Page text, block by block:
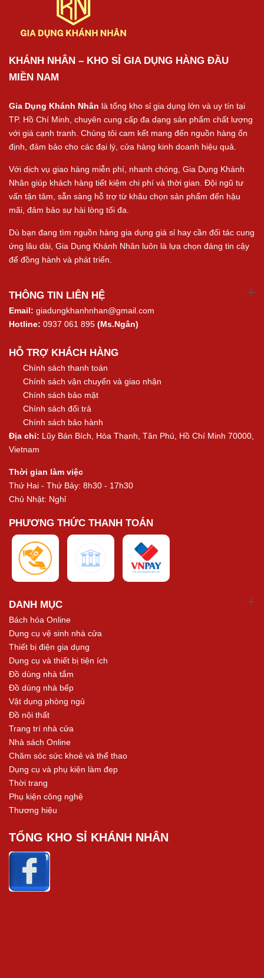
KHÁNH NHÂN – KHO SỈ GIA DỤNG HÀNG ĐẦU
MIỀN NAM
Gia Dụng Khánh Nhân là tổng kho sỉ gia dụng lớn và uy tín tại
TP. Hồ Chí Minh, chuyên cung cấp đa dạng sản phẩm chất lượng
với giá cạnh tranh. Chúng tôi cam kết mang đến nguồn hàng ổn
định, đảm bảo cho các đại lý, cửa hàng kinh doanh hiệu quả.
Với dịch vụ giao hàng miễn phí, nhanh chóng, Gia Dụng Khánh
Nhân giúp khách hàng tiết kiệm chi phí và thời gian. Đội ngũ tư
vấn tận tâm, sẵn sàng hỗ trợ từ khâu chọn sản phẩm đến hậu
mãi, đảm bảo sự hài lòng tối đa.
Dù bạn đang tìm nguồn hàng gia dụng giá sỉ hay cần đối tác cung
ứng lâu dài, Gia Dụng Khánh Nhân luôn là lựa chọn đáng tin cậy
để đồng hành và phát triển.
THÔNG TIN LIÊN HỆ
Email: giadungkhanhnhan@gmail.com
Hotline: 0937 061 895 (Ms.Ngân)
HỖ TRỢ KHÁCH HÀNG
Chính sách thanh toán
Chính sách vận chuyển và giao nhận
Chính sách bảo mật
Chính sách đổi trả
Chính sách bảo hành
Địa chỉ: Lũy Bán Bích, Hòa Thạnh, Tân Phú, Hồ Chí Minh 70000,
Vietnam
Thời gian làm việc
Thứ Hai - Thứ Bảy: 8h30 - 17h30
Chủ Nhật: Nghỉ
PHƯƠNG THỨC THANH TOÁN
DANH MỤC
Bách hóa Online
Dụng cụ vệ sinh nhà cửa
Thiết bị điện gia dụng
Dụng cụ và thiết bị tiện ích
Đồ dùng nhà tắm
Đồ dùng nhà bếp
Vật dụng phòng ngủ
Đồ nội thất
Trang trí nhà cửa
Nhà sách Online
Chăm sóc sức khoẻ và thể thao
Dụng cụ và phụ kiện làm đẹp
Thời trang
Phụ kiện công nghệ
Thương hiệu
TỔNG KHO SỈ KHÁNH NHÂN